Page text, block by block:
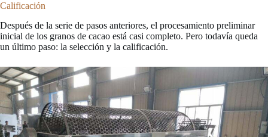
Calificación
Después de la serie de pasos anteriores, el procesamiento preliminar
inicial de los granos de cacao está casi completo. Pero todavía queda
un último paso: la selección y la calificación.